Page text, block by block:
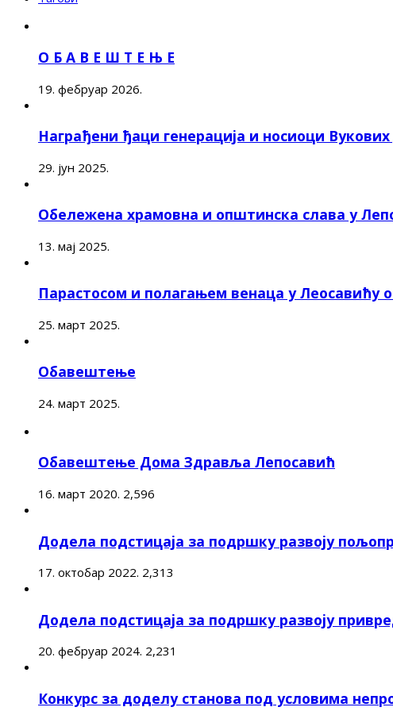
О Б А В Е Ш Т Е Њ Е
19. фебруар 2026.
Награђени ђаци генерација и носиоци
29. јун 2025.
Обележена храмовна и општинска слава у
13. мај 2025.
Парастосом и полагањем венаца у
25. март 2025.
Обавештење
24. март 2025.
Обавештење Дома Здравља Лепосавић
16. март 2020. 2,596
Додела подстицаја за подршку развоју
17. октобар 2022. 2,313
Додела подстицаја за подршку развоју
20. фебруар 2024. 2,231
Конкурс за доделу станова под условима